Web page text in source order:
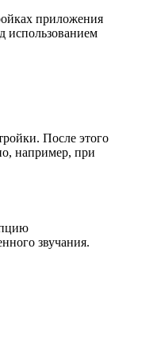
приложения
использованием
После этого
например, при
звучания.